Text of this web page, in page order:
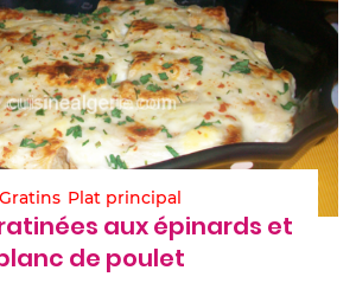
Gratins Plat principal
aux épinards et
de poulet